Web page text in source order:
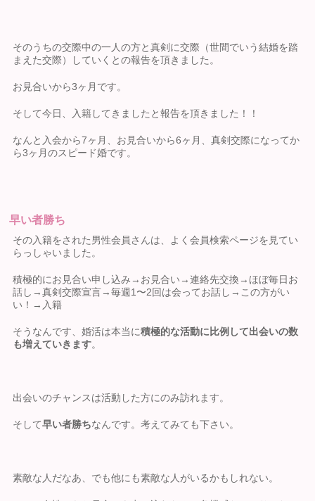
そのうちの交際中の一人の方と真剣に交際（世間でいう結婚を踏
まえた交際）していくとの報告を頂きました。
お見合いから3ヶ月です。
そして今日、入籍してきましたと報告を頂きました！！
なんと入会から7ヶ月、お見合いから6ヶ月、真剣交際になってか
ら3ヶ月のスピード婚です。
早い者勝ち
その入籍をされた男性会員さんは、よく会員検索ページを見てい
らっしゃいました。
積極的にお見合い申し込み→お見合い→連絡先交換→ほぼ毎日お
話し→真剣交際宣言→毎週1〜2回は会ってお話し→この方がい
い！→入籍
そうなんです、婚活は本当に積極的な活動に比例して出会いの数
も増えていきます。
出会いのチャンスは活動した方にのみ訪れます。
そして早い者勝ちなんです。考えてみても下さい。
素敵な人だなあ、でも他にも素敵な人がいるかもしれない。